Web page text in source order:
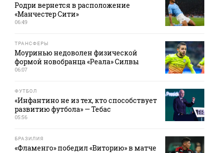
Родри вернется в расположение
«Манчестер Сити»
06:49
ТРАНСФЕРЫ
Моуринью недоволен физической
формой новобранца «Реала» Силвы
06:07
ФУТБОЛ
«Инфантино не из тех, кто способствует
развитию футбола» — Тебас
05:56
БРАЗИЛИЯ
«Фламенго» победил «Виторию» в матче